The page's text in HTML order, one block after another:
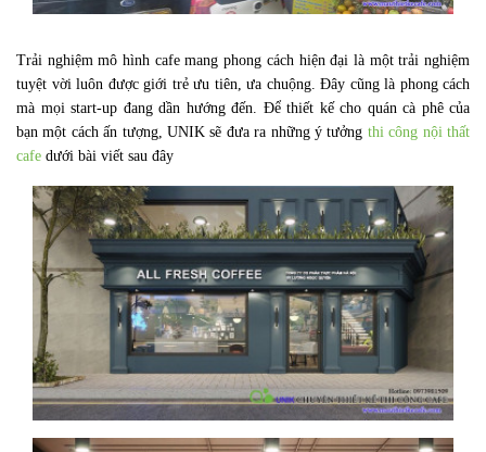
Trải nghiệm mô hình cafe mang phong cách hiện đại là một trải nghiệm
tuyệt vời luôn được giới trẻ ưu tiên, ưa chuộng. Đây cũng là phong cách
mà mọi start-up đang dần hướng đến. Để thiết kế cho quán cà phê của
bạn một cách ấn tượng, UNIK sẽ đưa ra những ý tưởng thi công nội thất
cafe dưới bài viết sau đây